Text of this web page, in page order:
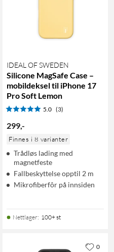
IDEAL OF SWEDEN
Silicone MagSafe Case –
mobildeksel til iPhone 17
Pro Soft Lemon
5.0 (3)
299,-
Finnes i 8 varianter
Trådløs lading med
magnetfeste
Fallbeskyttelse opptil 2 m
Mikrofiberfôr på innsiden
Nettlager: 100+ st
0